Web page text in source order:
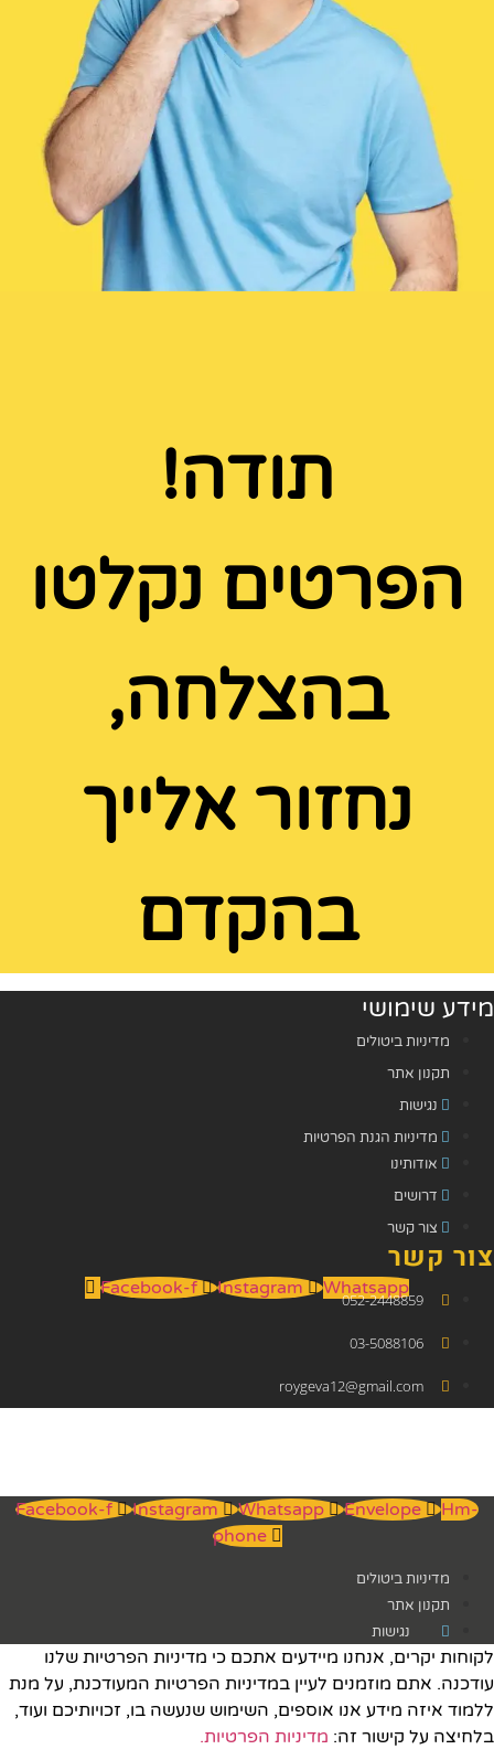
תודה!
הפרטים נקלטו
בהצלחה,
נחזור אלייך
בהקדם
מידע שימושי
מדיניות ביטולים
תקנון אתר
נגישות
מדיניות הגנת הפרטיות
אודותינו
דרושים
צור קשר
צור קשר
Facebook-f Instagram Whatsapp
052-2448859
03-5088106
roygeva12@gmail.com
Facebook-f Instagram Whatsapp Envelope
Hm-
phone
מדיניות ביטולים
תקנון אתר
נגישות
לקוחות יקרים, אנחנו מיידעים אתכם כי מדיניות הפרטיות שלנו
עודכנה. אתם מוזמנים לעיין במדיניות הפרטיות המעודכנת, על מנת
ללמוד איזה מידע אנו אוספים, השימוש שנעשה בו, זכויותיכם ועוד,
בלחיצה על קישור זה: מדיניות הפרטיות.​